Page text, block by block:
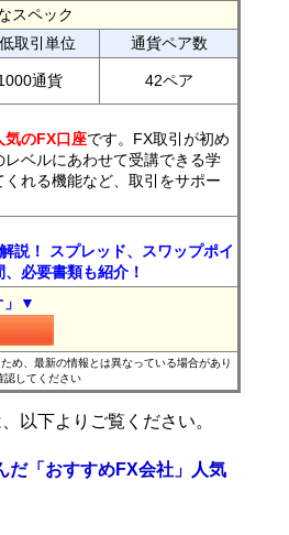
スペック
取引単位
通貨ペア数
通貨 42ペア
気のFX口座です。FX取引が初め
ベルにあわせて受講できる学
れる機能など、取引をサポー
説！ スプレッド、スワップポイ
必要書類も紹介！
」▼
め、最新の情報とは異なっている場合があり
認してください
以下よりご覧ください。
だ「おすすめFX会社」人気